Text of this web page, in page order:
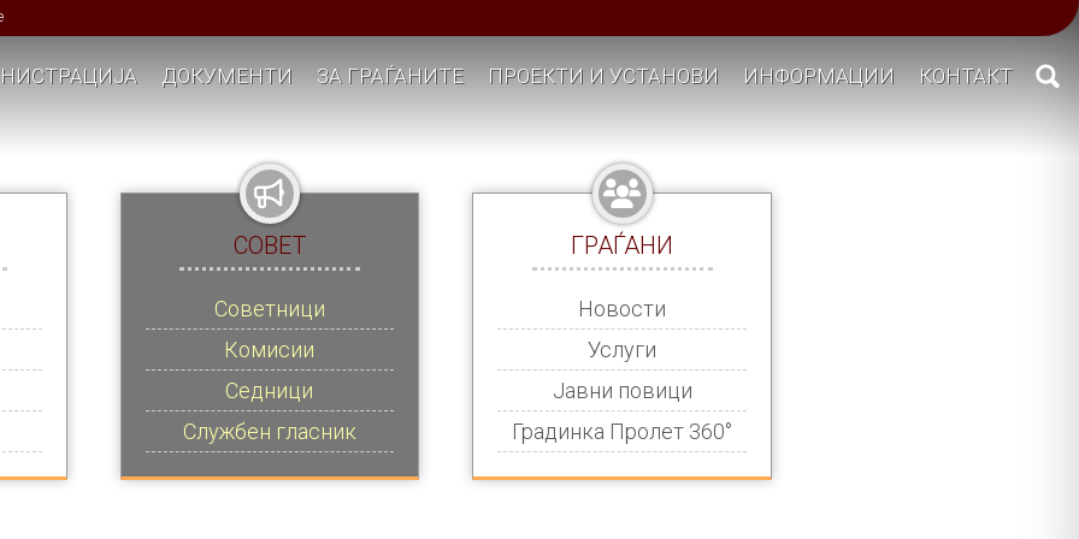
ДОКУМЕНТИ ЗА ГРАЃАНИТЕ ПРОЕКТИ И УСТАНОВИ ИНФОРМАЦИИ КОНТАКТ
СОВЕТ
Советници
Комисии
Седници
Службен гласник
ГРАЃАНИ
Новости
Услуги
Јавни повици
Градинка Пролет 360°